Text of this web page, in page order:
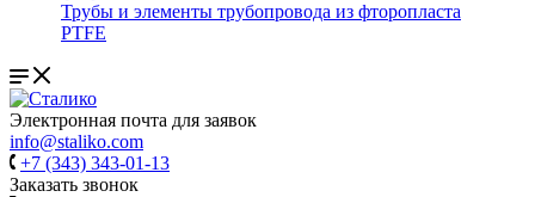
Трубы и элементы трубопровода из фторопласта
PTFE
Электронная почта для заявок
info@staliko.com
+7 (343) 343-01-13
Заказать звонок